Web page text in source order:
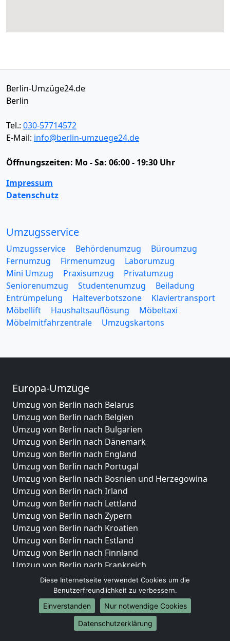
Berlin-Umzüge24.de
Berlin
Tel.: 030-57714572
E-Mail: info@berlin-umzuege24.de
Öffnungszeiten: Mo - Sa: 06:00 - 19:30 Uhr
Impressum
Datenschutz
Umzugsservice
Umzugsservice Behördenumzug
Büroumzug
Fernumzug
Firmenumzug
Laborumzug
Mini Umzug
Praxisumzug
Privatumzug
Seniorenumzug
Studentenumzug
Beiladung
Entrümpelung
Halteverbotszone
Klaviertransport
Möbellift
Haushaltsauflösung
Möbeltaxi
Möbelmitfahrzentrale
Umzugskartons
Europa-Umzüge
Umzug von Berlin nach Belarus
Umzug von Berlin nach Belgien
Umzug von Berlin nach Bulgarien
Umzug von Berlin nach Dänemark
Umzug von Berlin nach England
Umzug von Berlin nach Portugal
Umzug von Berlin nach Bosnien und Herzegowina
Umzug von Berlin nach Irland
Umzug von Berlin nach Lettland
Umzug von Berlin nach Zypern
Umzug von Berlin nach Kroatien
Umzug von Berlin nach Estland
Umzug von Berlin nach Finnland
Umzug von Berlin nach Frankreich
Umzug von Berlin nach Griechenland
Umzug von Berlin nach Italien
Umzug von Berlin nach Liechtenstein
Umzug von Berlin nach Luxemburg
Umzug von Berlin nach Niederlande
Diese Internetseite verwendet Cookies um die
Benutzerfreundlichkeit zu verbessern.
Einverstanden
Nur notwendige Cookies
Datenschutzerklärung